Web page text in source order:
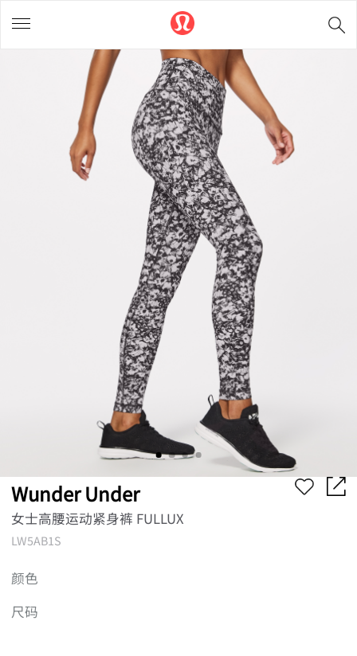
Wunder Under
女士高腰运动紧身裤 FULLUX
LW5AB1S
颜色
尺码